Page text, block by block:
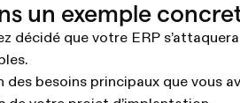
un exemple
décidé que votre ERP
des besoins principaux que vous